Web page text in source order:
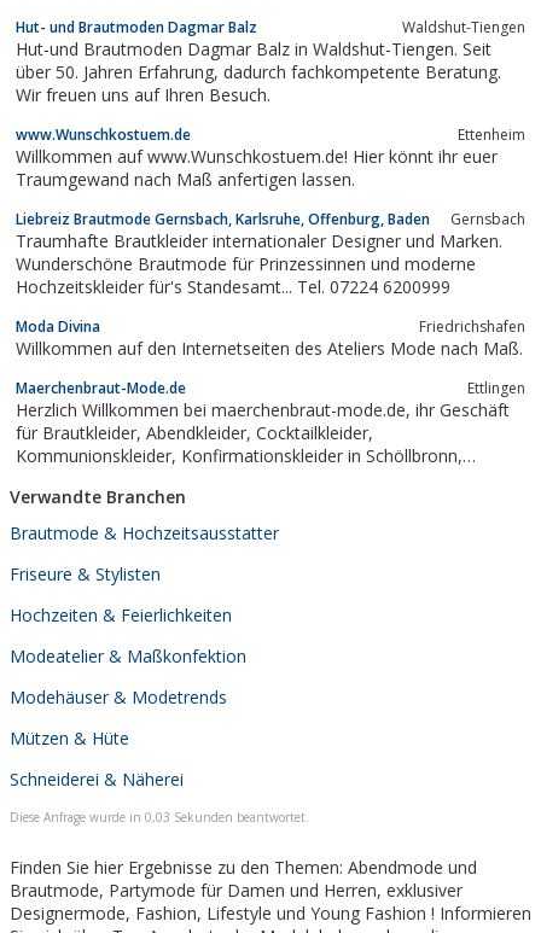
Hut- und Brautmoden Dagmar Balz Waldshut-Tiengen
Hut-und Brautmoden Dagmar Balz in Waldshut-Tiengen. Seit
über 50. Jahren Erfahrung, dadurch fachkompetente Beratung.
Wir freuen uns auf Ihren Besuch.
www.Wunschkostuem.de Ettenheim
Willkommen auf www.Wunschkostuem.de! Hier könnt ihr euer
Traumgewand nach Maß anfertigen lassen.
Liebreiz Brautmode Gernsbach, Karlsruhe, Offenburg, Baden Gernsbach
Traumhafte Brautkleider internationaler Designer und Marken.
Wunderschöne Brautmode für Prinzessinnen und moderne
Hochzeitskleider für's Standesamt... Tel. 07224 6200999
Moda Divina Friedrichshafen
Willkommen auf den Internetseiten des Ateliers Mode nach Maß.
Maerchenbraut-Mode.de Ettlingen
Herzlich Willkommen bei maerchenbraut-mode.de, ihr Geschäft
für Brautkleider, Abendkleider, Cocktailkleider,
Kommunionskleider, Konfirmationskleider in Schöllbronn,
Verwandte Branchen
Brautmode & Hochzeitsausstatter
Friseure & Stylisten
Hochzeiten & Feierlichkeiten
Modeatelier & Maßkonfektion
Modehäuser & Modetrends
Mützen & Hüte
Schneiderei & Näherei
Diese Anfrage wurde in 0,03 Sekunden beantwortet.
Finden Sie hier Ergebnisse zu den Themen: Abendmode und
Brautmode, Partymode für Damen und Herren, exklusiver
Designermode, Fashion, Lifestyle und Young Fashion ! Informieren